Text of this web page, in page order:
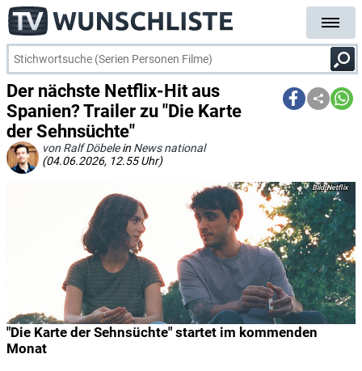
Der nächste Netflix-Hit aus
Spanien? Trailer zu "Die Karte
der Sehnsüchte"
von Ralf Döbelein News national
(04.06.2026, 12.55 Uhr)
"Die Karte der Sehnsüchte" startet im kommenden
Monat
Netflix